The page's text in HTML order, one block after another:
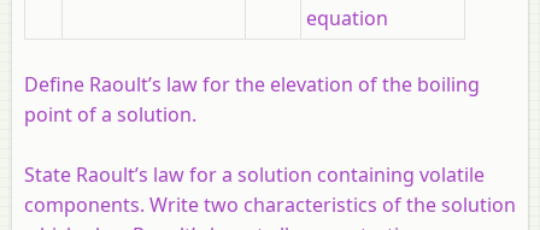
equation
Define Raoult’s law for the elevation of the boiling
point of a solution.
State Raoult’s law for a solution containing volatile
components. Write two characteristics of the solution